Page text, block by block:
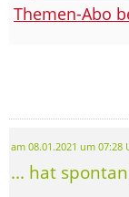
Themen-Abo
am 08.01.2021 um 07:28
... hat